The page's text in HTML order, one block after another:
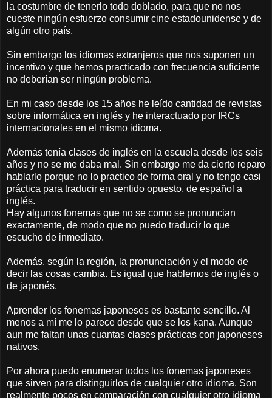
la costumbre de tenerlo todo doblado, para que no nos
cueste ningún esfuerzo consumir cine estadounidense y de
algún otro país.
Sin embargo los idiomas extranjeros que nos suponen un
incentivo y que hemos practicado con frecuencia suficiente
no deberían ser ningún problema.
En mi caso desde los 15 años he leído cantidad de revistas
sobre informática en inglés y he interactuado por IRCs
internacionales en el mismo idioma.
Además tenía clases de inglés en la escuela desde los seis
años y no se me daba mal. Sin embargo me da cierto reparo
hablarlo porque no lo practico de forma oral y no tengo casi
práctica para traducir en sentido opuesto, de español a
inglés.
Hay algunos fonemas que no se como se pronuncian
exactamente, de modo que no puedo traducir lo que
escucho de inmediato.
Además, según la región, la pronunciación y el modo de
decir las cosas cambia. Es igual que hablemos de inglés o
de japonés.
Aprender los fonemas japoneses es bastante sencillo. Al
menos a mí me lo parece desde que se los kana. Aunque
aun me faltan unas cuantas clases prácticas con japoneses
nativos.
Por ahora puedo enumerar todos los fonemas japoneses
que sirven para distinguirlos de cualquier otro idioma. Son
realmente pocos en comparación con cualquier otro idioma